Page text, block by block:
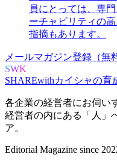
員にとっては、専
ーチャビリティの
指摘もあります。
メールマガジン登録（無
SWK
SHAREwithカイシャの育
各企業の経営者にお伺い
経営者の内にある
「人」
ア。
Editorial Magazine since